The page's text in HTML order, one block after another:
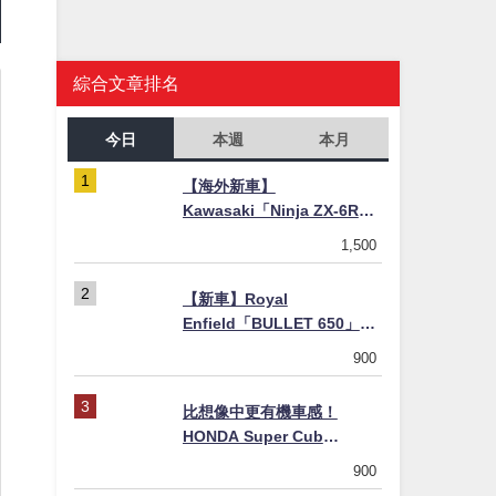
綜合文章排名
今日 本週 本月
【海外新車】
Kawasaki「Ninja ZX-6R」
四缸×銀河銀/暮光藍新色
美元起
1,500
【新車】Royal
Enfield「BULLET 650」8
～）！648cc空冷並列雙缸×
色
900
比想像中更有機車感！
HONDA Super Cub
900